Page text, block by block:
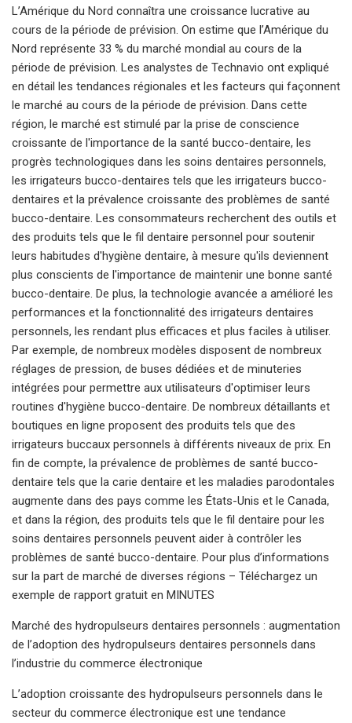
L’Amérique du Nord connaîtra une croissance lucrative au
cours de la période de prévision. On estime que l’Amérique du
Nord représente 33 % du marché mondial au cours de la
période de prévision. Les analystes de Technavio ont expliqué
en détail les tendances régionales et les facteurs qui façonnent
le marché au cours de la période de prévision. Dans cette
région, le marché est stimulé par la prise de conscience
croissante de l'importance de la santé bucco-dentaire, les
progrès technologiques dans les soins dentaires personnels,
les irrigateurs bucco-dentaires tels que les irrigateurs bucco-
dentaires et la prévalence croissante des problèmes de santé
bucco-dentaire. Les consommateurs recherchent des outils et
des produits tels que le fil dentaire personnel pour soutenir
leurs habitudes d'hygiène dentaire, à mesure qu'ils deviennent
plus conscients de l'importance de maintenir une bonne santé
bucco-dentaire. De plus, la technologie avancée a amélioré les
performances et la fonctionnalité des irrigateurs dentaires
personnels, les rendant plus efficaces et plus faciles à utiliser.
Par exemple, de nombreux modèles disposent de nombreux
réglages de pression, de buses dédiées et de minuteries
intégrées pour permettre aux utilisateurs d'optimiser leurs
routines d'hygiène bucco-dentaire. De nombreux détaillants et
boutiques en ligne proposent des produits tels que des
irrigateurs buccaux personnels à différents niveaux de prix. En
fin de compte, la prévalence de problèmes de santé bucco-
dentaire tels que la carie dentaire et les maladies parodontales
augmente dans des pays comme les États-Unis et le Canada,
et dans la région, des produits tels que le fil dentaire pour les
soins dentaires personnels peuvent aider à contrôler les
problèmes de santé bucco-dentaire. Pour plus d’informations
sur la part de marché de diverses régions – Téléchargez un
exemple de rapport gratuit en MINUTES
Marché des hydropulseurs dentaires personnels : augmentation
de l’adoption des hydropulseurs dentaires personnels dans
l’industrie du commerce électronique
L’adoption croissante des hydropulseurs personnels dans le
secteur du commerce électronique est une tendance